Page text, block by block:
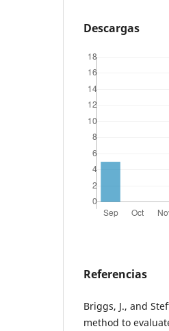
Descargas
Referencias
Briggs, J., and
method to